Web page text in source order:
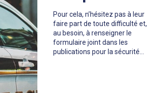
Pour cela, n’hésitez pas à leur
faire part de toute difficulté et,
au besoin, à renseigner le
formulaire joint dans les
publications pour la sécurité…